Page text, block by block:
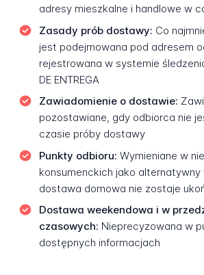
adresy mieszkalne i handlowe w
Zasady prób dostawy: Co
jest podejmowana pod adresem
rejestrowana w systemie
DE ENTREGA
Zawiadomienie o dostawie:
pozostawiane, gdy odbiorca nie
czasie próby dostawy
Punkty odbioru: Wymieniane w
konsumenckich jako alternatywny
dostawa domowa nie zostaje
Dostawa weekendowa i w
czasowych: Nieprecyzowana w
dostępnych informacjach